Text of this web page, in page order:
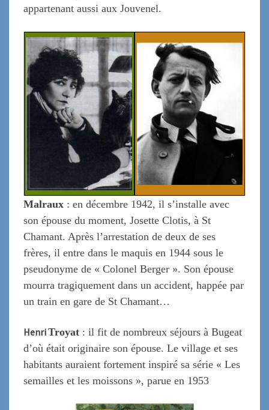
appartenant aussi aux Jouvenel.
Malraux : en décembre 1942, il s’installe avec
son épouse du moment, Josette Clotis, à St
Chamant. Après l’arrestation de deux de ses
frères, il entre dans le maquis en 1944 sous le
pseudonyme de « Colonel Berger ». Son épouse
mourra tragiquement dans un accident, happée par
un train en gare de St Chamant…
HenriTroyat : il fit de nombreux séjours à Bugeat
d’où était originaire son épouse. Le village et ses
habitants auraient fortement inspiré sa série « Les
semailles et les moissons », parue en 1953